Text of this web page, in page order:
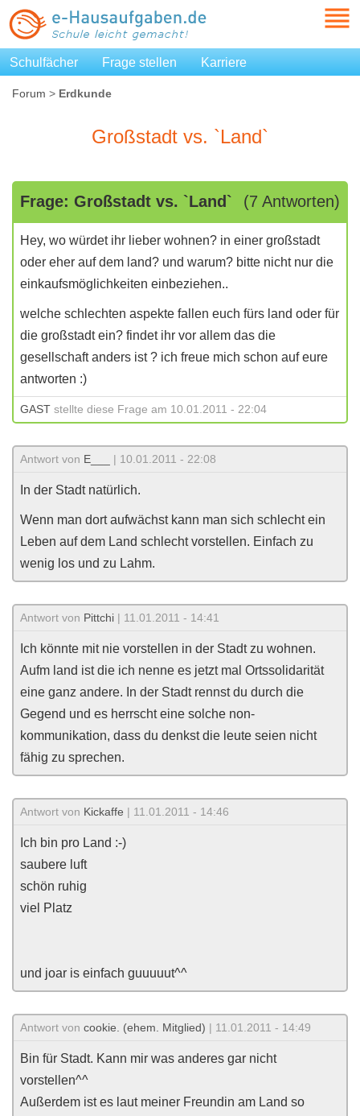
Schulfächer Frage stellen Karriere
Forum > Erdkunde
Großstadt vs. `Land`
Frage: Großstadt vs. `Land` (7 Antworten)
Hey, wo würdet ihr lieber wohnen? in einer großstadt
oder eher auf dem land? und warum? bitte nicht nur die
einkaufsmöglichkeiten einbeziehen..
welche schlechten aspekte fallen euch fürs land oder für
die großstadt ein? findet ihr vor allem das die
gesellschaft anders ist ? ich freue mich schon auf eure
antworten :)
GAST stellte diese Frage am 10.01.2011 - 22:04
Antwort von E___ | 10.01.2011 - 22:08
In der Stadt natürlich.
Wenn man dort aufwächst kann man sich schlecht ein
Leben auf dem Land schlecht vorstellen. Einfach zu
wenig los und zu Lahm.
Antwort von Pittchi | 11.01.2011 - 14:41
Ich könnte mit nie vorstellen in der Stadt zu wohnen.
Aufm land ist die ich nenne es jetzt mal Ortssolidarität
eine ganz andere. In der Stadt rennst du durch die
Gegend und es herrscht eine solche non-
kommunikation, dass du denkst die leute seien nicht
fähig zu sprechen.
Antwort von Kickaffe | 11.01.2011 - 14:46
Ich bin pro Land :-)
saubere luft
schön ruhig
viel Platz
und joar is einfach guuuuut^^
Antwort von cookie. (ehem. Mitglied) | 11.01.2011 - 14:49
Bin für Stadt. Kann mir was anderes gar nicht
vorstellen^^
Außerdem ist es laut meiner Freundin am Land so